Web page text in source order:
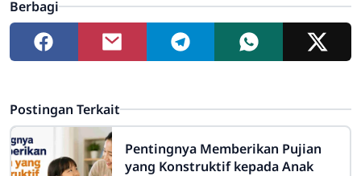
Berbagi
Postingan Terkait
Pentingnya Memberikan Pujian
yang Konstruktif kepada Anak